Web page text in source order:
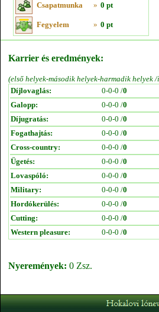
Csapatmunka » 0 pt
Fegyelem » 0 pt
Karrier és eredmények:
(első helyek-második helyek-harmadik helyek
Díjlovaglás:
0-0-0 /0
Galopp:
0-0-0 /0
Díjugratás:
0-0-0 /0
Fogathajtás:
0-0-0 /0
Cross-country:
0-0-0 /0
Ügetés:
0-0-0 /0
Lovaspóló:
0-0-0 /0
Military:
0-0-0 /0
Hordókerülés:
0-0-0 /0
Cutting:
0-0-0 /0
Western pleasure:
0-0-0 /0
Nyeremények: 0 Zsz.